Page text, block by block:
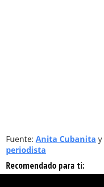
Fuente: Anita Cubanita y
periodista
Recomendado para ti: